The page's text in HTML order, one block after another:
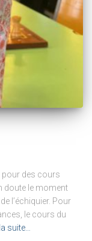
pour des cours
doute le moment
l’échiquier. Pour
le cours du
suite…